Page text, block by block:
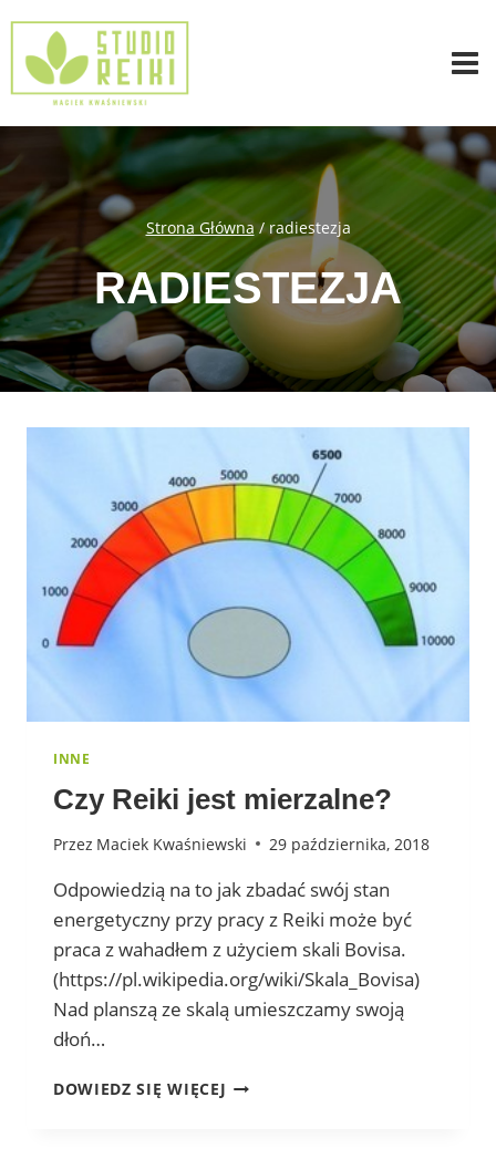
treści
Strona Główna / radiestezja
RADIESTEZJA
INNE
Czy Reiki jest mierzalne?
Przez Maciek Kwaśniewski 29 października, 2018
Odpowiedzią na to jak zbadać swój stan
energetyczny przy pracy z Reiki może być
praca z wahadłem z użyciem skali Bovisa.
(https://pl.wikipedia.org/wiki/Skala_Bovisa)
Nad planszą ze skalą umieszczamy swoją
dłoń…
DOWIEDZ SIĘ WIĘCEJ CZY REIKI